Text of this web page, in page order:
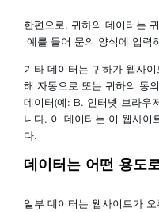
한편으로, 귀하의 데이터는
예를 들어 문의 양식에 입력
기타 데이터는 귀하가 웹사
해 자동으로 또는 귀하의 동
데이터(예: B. 인터넷 브라우
니다. 이 데이터는 이 웹사이
다.
데이터는 어떤 용도
일부 데이터는 웹사이트가